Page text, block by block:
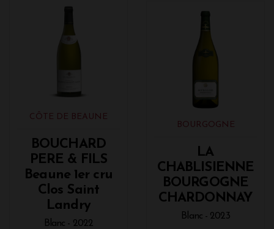
CÔTE DE BEAUNE
BOUCHARD
PERE & FILS
Beaune 1er cru
Clos Saint
Landry
Blanc - 2022
BOURGOGNE
LA
CHABLISIENNE
BOURGOGNE
CHARDONNAY
Blanc - 2023